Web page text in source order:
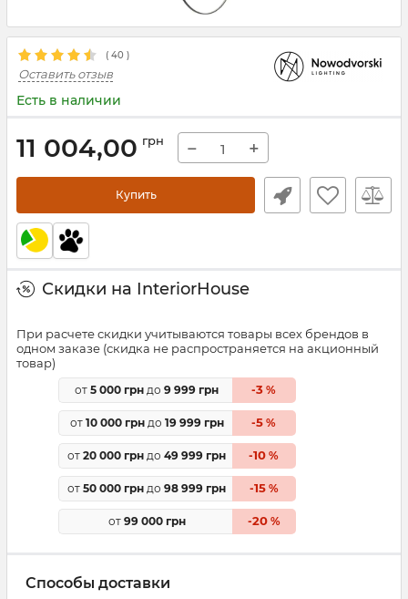
( 40 )
Оставить отзыв
Есть в наличии
11 004,00 грн − +
Купить
Скидки на InteriorHouse
При расчете скидки учитываются товары всех брендов в
одном заказе (скидка не распространяется на акционный
товар)
от 5 000 грн до 9 999 грн -3 %
от 10 000 грндо 19 999 грн -5 %
от 20 000 грн до 49 999 грн -10 %
от 50 000 грн до 98 999 грн -15%
от 99 000 грн -20%
Способы доставки